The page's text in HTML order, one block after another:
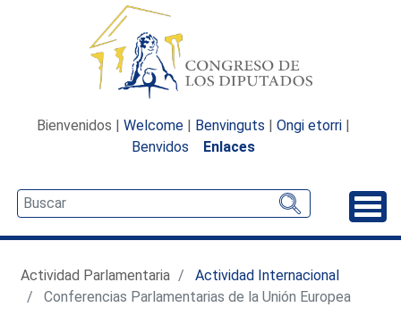
Bienvenidos | Welcome | Benvinguts | Ongi etorri |
Benvidos
Enlaces
Actividad Parlamentaria
Actividad Internacional
Conferencias Parlamentarias de la Unión Europea